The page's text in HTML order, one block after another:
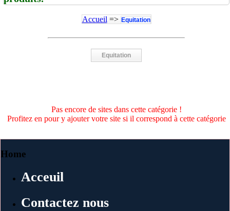
Accueil => Equitation
Equitation
Pas encore de sites dans cette catégorie !
Profitez en pour y ajouter votre site si il correspond à cette catégorie
Home
Acceuil
Contactez nous